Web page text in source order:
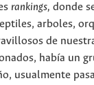
rankings, donde
arboles,
de
había un
usualmente